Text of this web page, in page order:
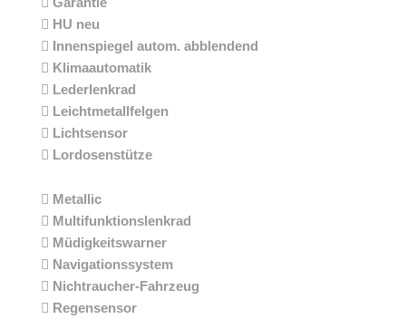
HU neu
Innenspiegel autom. abblendend
Klimaautomatik
Lederlenkrad
Leichtmetallfelgen
Lichtsensor
Lordosenstütze
Metallic
Multifunktionslenkrad
Müdigkeitswarner
Navigationssystem
Nichtraucher-Fahrzeug
Regensensor